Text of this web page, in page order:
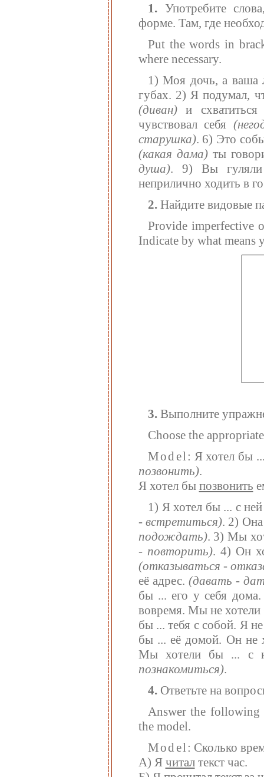
1. Употребите
форме. Там, где
Put the words in
where necessary.
1) Моя дочь, а ваша
губах. 2) Я подумал,
(диван)и
чувствовал себя
старушка). 6) Это
(какая дама)ты
душа). 9) Вы
неприлично ходить в
2. Найдите видовые
Provide imperfective
Indicate by what means
3. Выполните
Choose the
Model : Я хотел бы
позвонить).
Я хотел бы позвонить
1) Я хотел бы ... с
- встретиться). 2) Она
подождать). 3) Мы
- повторить). 4) Он
(отказываться -
её адрес. (давать -
бы ... его у себя
вовремя. Мы не хотели
бы ... тебя с собой. Я
бы ... её домой. Он не
Мы хотели бы ... с
познакомиться).
4. Ответьте на
Answer the following
the model.
Model : Сколько
А) Я читалтекст час.